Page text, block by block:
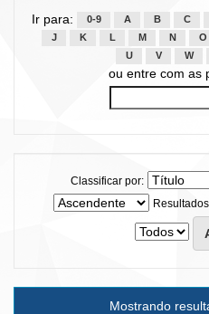
Ir para: 0-9 A B C
J
K L M N O
U
V W
ou entre com as
Classificar por:
Mostrando